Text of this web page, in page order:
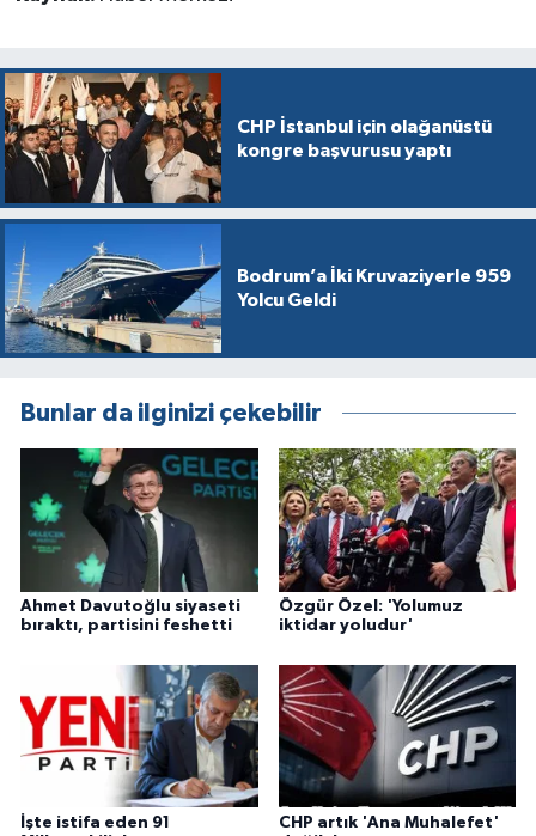
CHP İstanbul için olağanüstü
kongre başvurusu yaptı
Bodrum’a İki Kruvaziyerle 959
Yolcu Geldi
Bunlar da ilginizi çekebilir
Ahmet Davutoğlu siyaseti
bıraktı, partisini feshetti
Özgür Özel: 'Yolumuz
iktidar yoludur'
İşte istifa eden 91
CHP artık 'Ana Muhalefet'